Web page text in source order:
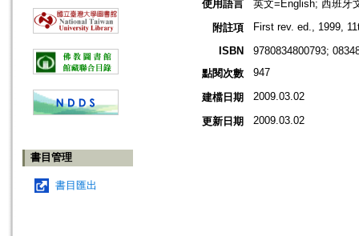
書目管理
書目匯出
使用語言
英文=English; 西班牙
附註項
First rev. ed., 1999,
ISBN
9780834800793;
點閱次數
947
建檔日期 2009.03.02
更新日期 2009.03.02